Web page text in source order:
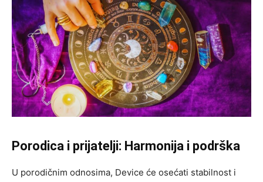
Porodica i prijatelji: Harmonija i podrška
U porodičnim odnosima, Device će osećati stabilnost i